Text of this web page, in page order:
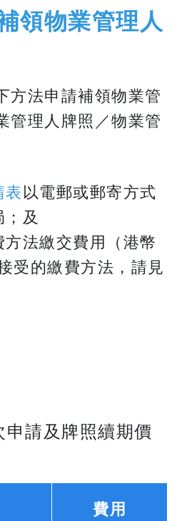
領物業管理人
方法申請補領物業管
管理人牌照／物業管
表以電郵或郵寄方式
；及
法繳交費用（港幣
受的繳費方法，請見
請及牌照續期價
費用